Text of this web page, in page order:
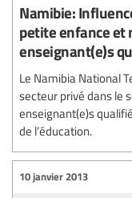
Namibie:
petite enfance et
enseignant(e)s
Le Namibia National
secteur privé dans le
enseignant(e)s
de l’éducation.
10 janvier 2013